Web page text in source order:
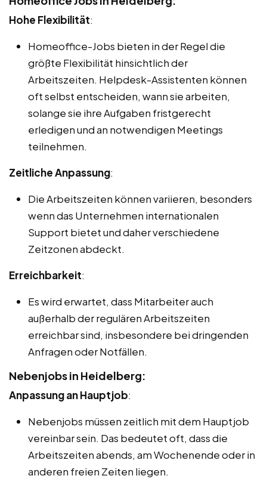
Hohe Flexibilität:
Homeoffice-Jobs bieten in der Regel die
größte Flexibilität hinsichtlich der
Arbeitszeiten. Helpdesk-Assistenten können
oft selbst entscheiden, wann sie arbeiten,
solange sie ihre Aufgaben fristgerecht
erledigen und an notwendigen Meetings
teilnehmen.
Zeitliche Anpassung:
Die Arbeitszeiten können variieren, besonders
wenn das Unternehmen internationalen
Support bietet und daher verschiedene
Zeitzonen abdeckt.
Erreichbarkeit:
Es wird erwartet, dass Mitarbeiter auch
außerhalb der regulären Arbeitszeiten
erreichbar sind, insbesondere bei dringenden
Anfragen oder Notfällen.
Nebenjobs in Heidelberg:
Anpassung an Hauptjob:
Nebenjobs müssen zeitlich mit dem Hauptjob
vereinbar sein. Das bedeutet oft, dass die
Arbeitszeiten abends, am Wochenende oder in
anderen freien Zeiten liegen.